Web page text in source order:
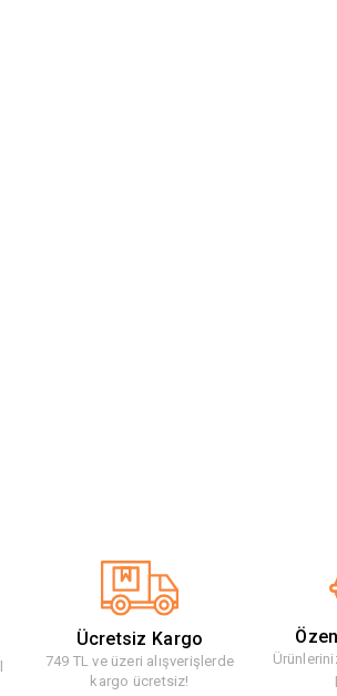
Ücretsiz Kargo
749 TL ve üzeri alışverişlerde
kargo ücretsiz!